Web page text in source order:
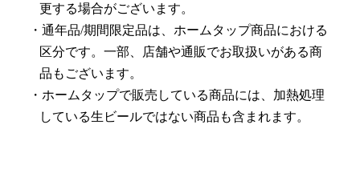
更する場合がございます。
通年品/期間限定品は、ホームタップ商品における
区分です。一部、店舗や通販でお取扱いがある商
品もございます。
ホームタップで販売している商品には、加熱処理
している生ビールではない商品も含まれます。